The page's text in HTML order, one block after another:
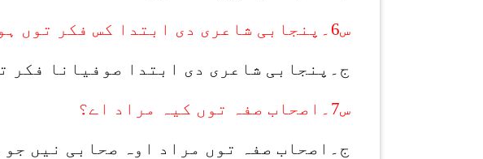
س6۔پنجابی شاعری دی ابتدا کس فکر توں ہوندی اے؟
ج۔پنجابی شاعری دی ابتدا صوفیانا فکر
س7۔اصحاب صفہ توں کیہ مراد اے؟
ج۔اصحاب صفہ توں مراد اوہ صحابی نیں